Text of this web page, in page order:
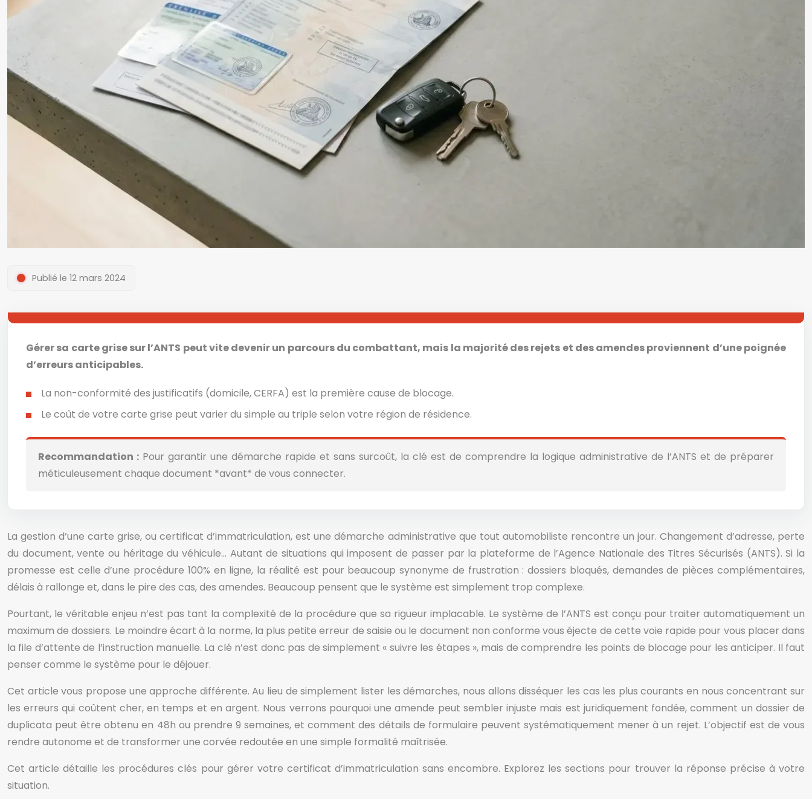
Publié le 12 mars 2024
Gérer sa carte grise sur l’ANTS peut vite devenir un parcours du combattant, mais la majorité des rejets et des amendes proviennent d’une poignée
d’erreurs anticipables.
La non-conformité des justificatifs (domicile, CERFA) est la première cause de blocage.
Le coût de votre carte grise peut varier du simple au triple selon votre région de résidence.
Recommandation : Pour garantir une démarche rapide et sans surcoût, la clé est de comprendre la logique administrative de l’ANTS et de préparer
méticuleusement chaque document *avant* de vous connecter.
La gestion d’une carte grise, ou certificat d’immatriculation, est une démarche administrative que tout automobiliste rencontre un jour. Changement d’adresse, perte
du document, vente ou héritage du véhicule… Autant de situations qui imposent de passer par la plateforme de l’Agence Nationale des Titres Sécurisés (ANTS). Si la
promesse est celle d’une procédure 100% en ligne, la réalité est pour beaucoup synonyme de frustration : dossiers bloqués, demandes de pièces complémentaires,
délais à rallonge et, dans le pire des cas, des amendes. Beaucoup pensent que le système est simplement trop complexe.
Pourtant, le véritable enjeu n’est pas tant la complexité de la procédure que sa rigueur implacable. Le système de l’ANTS est conçu pour traiter automatiquement un
maximum de dossiers. Le moindre écart à la norme, la plus petite erreur de saisie ou le document non conforme vous éjecte de cette voie rapide pour vous placer dans
la file d’attente de l’instruction manuelle. La clé n’est donc pas de simplement « suivre les étapes », mais de comprendre les points de blocage pour les anticiper. Il faut
penser comme le système pour le déjouer.
Cet article vous propose une approche différente. Au lieu de simplement lister les démarches, nous allons disséquer les cas les plus courants en nous concentrant sur
les erreurs qui coûtent cher, en temps et en argent. Nous verrons pourquoi une amende peut sembler injuste mais est juridiquement fondée, comment un dossier de
duplicata peut être obtenu en 48h ou prendre 9 semaines, et comment des détails de formulaire peuvent systématiquement mener à un rejet. L’objectif est de vous
rendre autonome et de transformer une corvée redoutée en une simple formalité maîtrisée.
Cet article détaille les procédures clés pour gérer votre certificat d’immatriculation sans encombre. Explorez les sections pour trouver la réponse précise à votre
situation.